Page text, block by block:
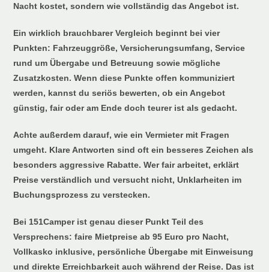
Nacht kostet, sondern wie vollständig das Angebot ist.
Ein wirklich brauchbarer Vergleich beginnt bei vier
Punkten: Fahrzeuggröße, Versicherungsumfang, Service
rund um Übergabe und Betreuung sowie mögliche
Zusatzkosten. Wenn diese Punkte offen kommuniziert
werden, kannst du seriös bewerten, ob ein Angebot
günstig, fair oder am Ende doch teurer ist als gedacht.
Achte außerdem darauf, wie ein Vermieter mit Fragen
umgeht. Klare Antworten sind oft ein besseres Zeichen als
besonders aggressive Rabatte. Wer fair arbeitet, erklärt
Preise verständlich und versucht nicht, Unklarheiten im
Buchungsprozess zu verstecken.
Bei 151Camper ist genau dieser Punkt Teil des
Versprechens: faire Mietpreise ab 95 Euro pro Nacht,
Vollkasko inklusive, persönliche Übergabe mit Einweisung
und direkte Erreichbarkeit auch während der Reise. Das ist